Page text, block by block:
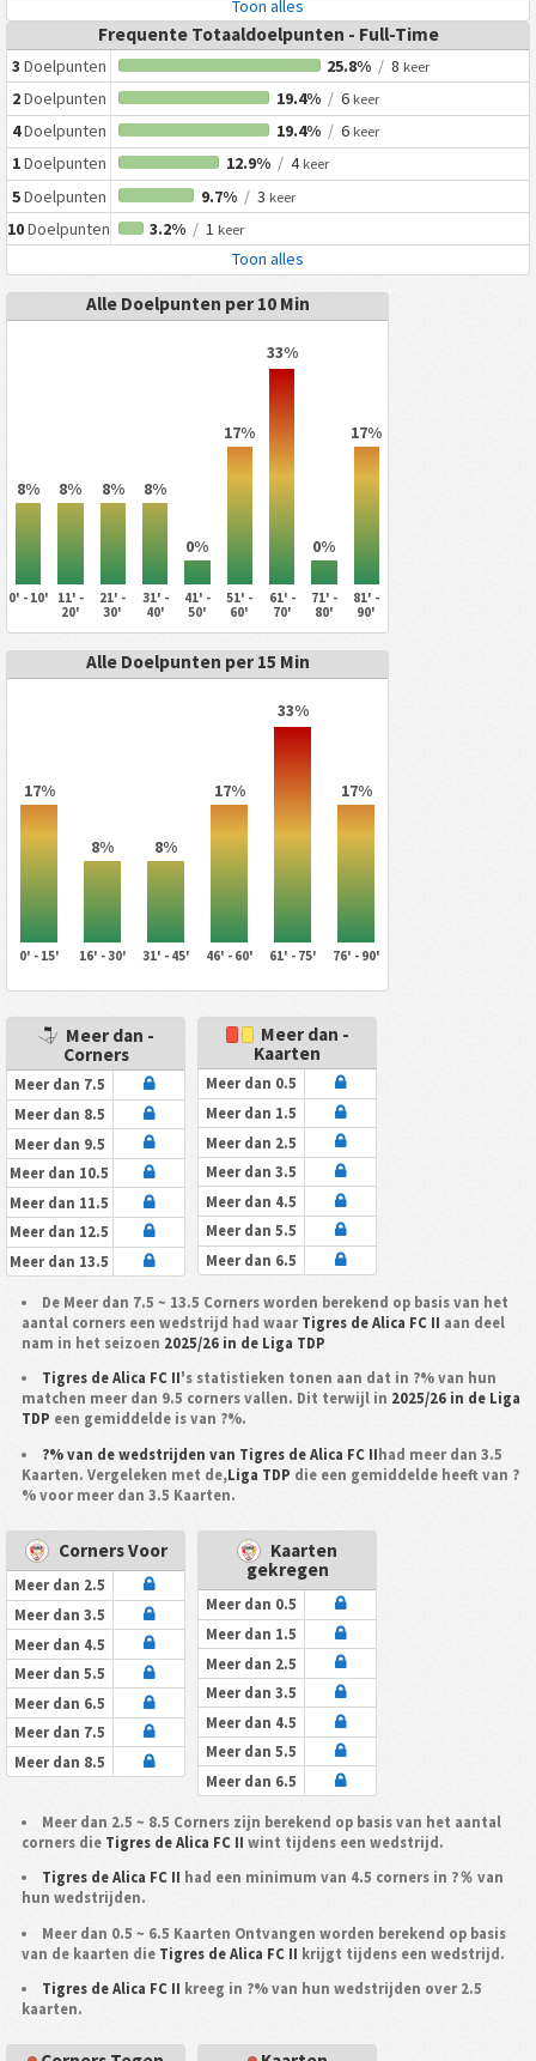
Toon alles
Frequente Totaaldoelpunten - Full-Time
3 Doelpunten 25.8% / 8 keer
2Doelpunten 19.4% /6 keer
4Doelpunten 19.4% /6 keer
1Doelpunten 12.9% /4 keer
5Doelpunten 9.7% /3 keer
10Doelpunten 3.2% / 1 keer
Toon alles
Alle Doelpunten per 10 Min
8% 8% 8% 8%
0%
17%
33%
0%
17%
0' - 10'
11' -
20'
21' -
30'
31' -
40'
41' -
50'
51' -
60'
61' -
70'
71' -
80'
81' -
90'
Alle Doelpunten per 15 Min
17%
8% 8%
17%
33%
17%
0' - 15' 16' - 30' 31' - 45' 46' - 60' 61' - 75' 76' - 90'
Meer dan -
Corners
Meer dan 7.5
Meer dan 8.5
Meer dan 9.5
Meer dan 10.5
Meer dan 11.5
Meer dan 12.5
Meer dan 13.5
Meer dan -
Kaarten
Meer dan 0.5
Meer dan 1.5
Meer dan 2.5
Meer dan 3.5
Meer dan 4.5
Meer dan 5.5
Meer dan 6.5
De Meer dan 7.5 ~ 13.5 Corners worden berekend op basis van het
aantal corners een wedstrijd had waar Tigres de Alica FC II aan deel
nam in het seizoen 2025/26 in de Liga TDP
Tigres de Alica FC II's statistieken tonen aan dat in ?% van hun
matchen meer dan 9.5 corners vallen. Dit terwijl in 2025/26 in de Liga
TDP een gemiddelde is van ?%.
?% van de wedstrijden van Tigres de Alica FC II had meer dan 3.5
Kaarten. Vergeleken met de,Liga TDP die een gemiddelde heeft van ?
% voor meer dan 3.5 Kaarten.
Corners Voor
Meer dan 2.5
Meer dan 3.5
Meer dan 4.5
Meer dan 5.5
Meer dan 6.5
Meer dan 7.5
Meer dan 8.5
Kaarten
gekregen
Meer dan 0.5
Meer dan 1.5
Meer dan 2.5
Meer dan 3.5
Meer dan 4.5
Meer dan 5.5
Meer dan 6.5
Meer dan 2.5 ~ 8.5 Corners zijn berekend op basis van het aantal
corners die Tigres de Alica FC II wint tijdens een wedstrijd.
Tigres de Alica FC II had een minimum van 4.5 corners in ?％ van
hun wedstrijden.
Meer dan 0.5 ~ 6.5 Kaarten Ontvangen worden berekend op basis
van de kaarten die Tigres de Alica FC II krijgt tijdens een wedstrijd.
Tigres de Alica FC II kreeg in ?% van hun wedstrijden over 2.5
kaarten.